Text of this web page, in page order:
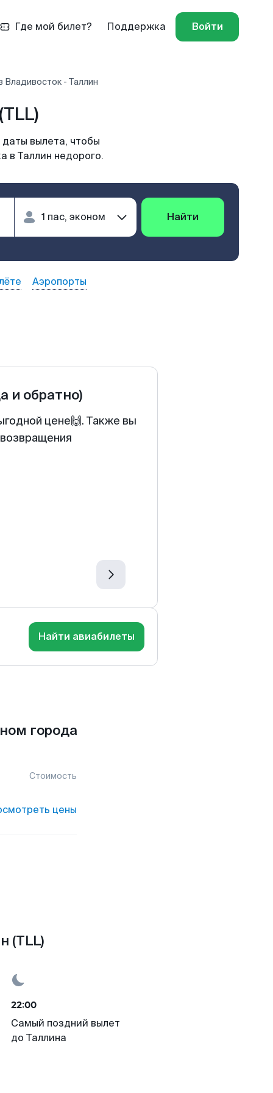
Где мой билет? Поддержка Войти
Владивосток - Таллин
вылета, чтобы
в Таллин недорого.
Найти
Аэропорты
и обратно)
цене🙌. Также вы
Найти авиабилеты
города
Стоимость
цены
(TLL)
22:00
Самый поздний вылет
до Таллина